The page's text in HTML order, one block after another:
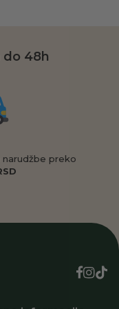
do 48h
narudžbe preko